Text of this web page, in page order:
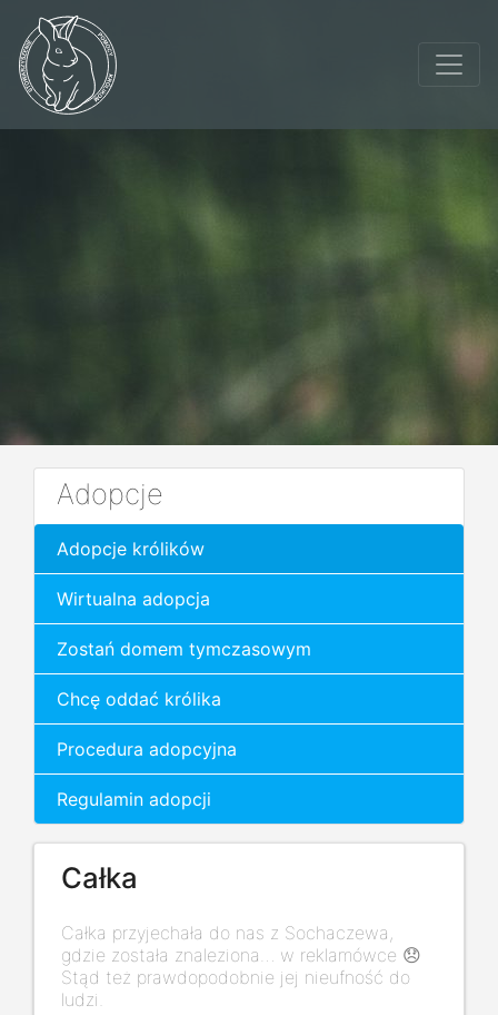
Adopcje
Adopcje królików
Wirtualna adopcja
Zostań domem tymczasowym
Chcę oddać królika
Procedura adopcyjna
Regulamin adopcji
Całka
Całka przyjechała do nas z Sochaczewa,
gdzie została znaleziona… w reklamówce 😞
Stąd też prawdopodobnie jej nieufność do
ludzi.